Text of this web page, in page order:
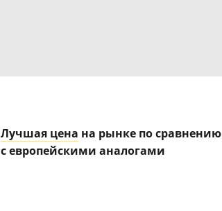
Лучшая цена на рынке по сравнению
с европейскими аналогами